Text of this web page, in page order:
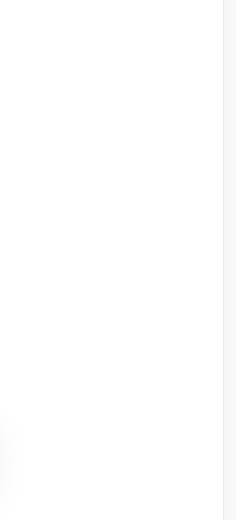
платило князю
выделились из
знатью, данью